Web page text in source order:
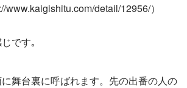
www.kaigishitu.com/detail/12956/）
です｡
舞台裏に呼ばれます。先の出番の人の